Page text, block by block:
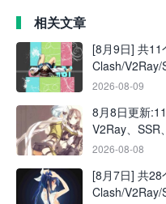
相关文章
[8月9日] 共11
Clash/
2026-08-09
8月8日更新
V2Ray、SSR
2026-08-08
[8月7日] 共28
Clash/